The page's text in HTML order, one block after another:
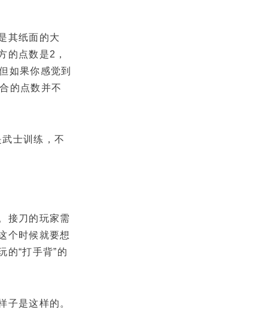
其纸面的大
的点数是2，
如果你感觉到
的点数并不
士训练，不
接刀的玩家需
个时候就要想
的“打手背”的
是这样的。